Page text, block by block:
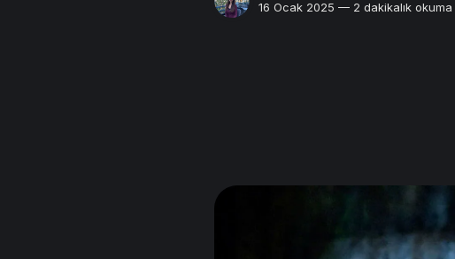
16 Ocak 2025 — 2 dakikalık okuma